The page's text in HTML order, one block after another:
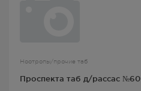
Ноотропы/прочие таб
Проспекта таб д/рассас №60